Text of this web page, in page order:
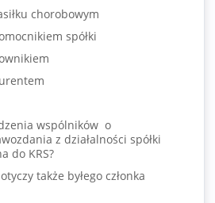
chorobowym
spółki
wspólników o
z działalności spółki
do KRS?
także byłego członka